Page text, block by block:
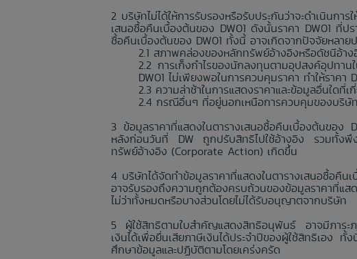
บริษัทไม่ได้ให้การรับรองหรือรับประกันว่าจะดำเนินกา
เสนอซื้อคืนเบื้องต้นของ DW01 ดังนั้นราคา DW01 ที่ป
ซื้อคืนเบื้องต้นของ DW01 ทั้งนี้ อาจเกิดจากปัจจัยหลาย
สภาพคล่องของหลักทรัพย์อ้างอิงหรือดัชนีอ้า
การเก็งกำไรของนักลงทุนตามอุปสงค์อุปทา
DW01 ไม่เพียงพอในการควบคุมราคา ทำให้ราค
ความล่าช้าในการแสดงราคาและข้อมูลอื่นใดที่
กรณีอื่นๆ ที่อยู่นอกเหนือการควบคุมของบริษัท
ข้อมูลราคาที่แสดงในตารางเสนอซื้อคืนเบื้องต้นขอ
หลังก่อนวันที่ DW ถูกปรับสิทธิไปใช้อ้างอิง รวมทั้งพึงร
ทรัพย์อ้างอิง (Corporate Action) เกิดขึ้น
บริษัทได้จัดทำข้อมูลราคาที่แสดงในตารางเสนอซื้อคื
อาจรับรองถึงความถูกต้องครบถ้วนของข้อมูลราคาที่แ
ไม่ว่าทั้งหมดหรือบางส่วนโดยไม่ได้รับอนุญาตจากบริษัท
ผู้ใช้สิทธิตามใบสำคัญแสดงสิทธิอนุพันธ์ อาจมีภาระ
เงินได้เพื่อยื่นเสียภาษีเงินได้ประจำปีของผู้ใช้สิทธิเอง
ศึกษาข้อมูลและปฏิบัติตามโดยเคร่งครัด